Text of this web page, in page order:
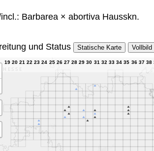
Barbarea × abortiva Hausskn.
und Status Statische Karte Vollbild